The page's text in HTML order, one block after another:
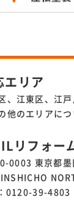
エリア
、江東区、江戸
の他のエリアに
リフォー
0003 東京都
0120-39-